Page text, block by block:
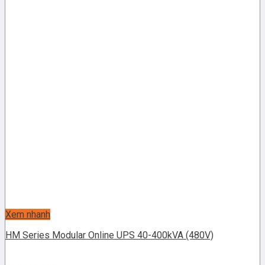
Xem nhanh
HM Series Modular Online UPS 40-400kVA (480V)